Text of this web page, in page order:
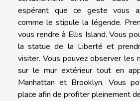
espérant que ce geste vous
comme le stipule la légende.
vous rendre à Ellis Island. Vous
la statue de la Liberté et
visiter. Vous pouvez observer les
sur le mur extérieur tout en
Manhattan et Brooklyn. Vous
place afin de profiter pleinement